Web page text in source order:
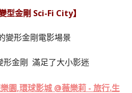
型金剛 Sci-Fi City】
變形金剛電影場景
形金剛 滿足了大小影迷